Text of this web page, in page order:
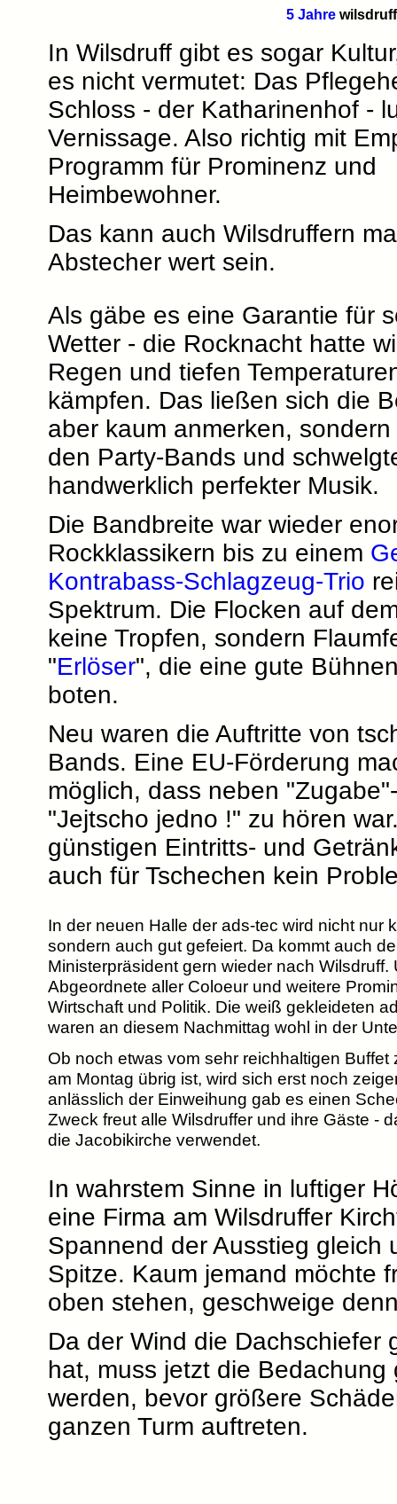
5 Jahre
In Wilsdruff gibt es sogar
es nicht vermutet: Das
Schloss - der Katharinenhof -
Vernissage. Also richtig mit
Programm für Prominenz und
Heimbewohner.
Das kann auch Wilsdruffern
Abstecher wert sein.
Als gäbe es eine Garantie für
Wetter - die Rocknacht hatte
Regen und tiefen
kämpfen. Das ließen sich die
aber kaum anmerken,
den Party-Bands und
handwerklich perfekter Musik.
Die Bandbreite war wieder
Rockklassikern bis zu einem
Kontrabass-Schlagzeug-Trio
Spektrum. Die Flocken auf
keine Tropfen, sondern
"Erlöser", die eine gute
boten.
Neu waren die Auftritte von
Bands. Eine EU-Förderung
möglich, dass neben
"Jejtscho jedno !" zu hören
günstigen Eintritts- und
auch für Tschechen kein
In der neuen Halle der ads-tec wird nicht nur
sondern auch gut gefeiert. Da kommt auch
Ministerpräsident gern wieder nach Wilsdruff.
Abgeordnete aller Coloeur und weitere
Wirtschaft und Politik. Die weiß gekleideten
waren an diesem Nachmittag wohl in der
Ob noch etwas vom sehr reichhaltigen Buffet
am Montag übrig ist, wird sich erst noch
anlässlich der Einweihung gab es einen
Zweck freut alle Wilsdruffer und ihre Gäste -
die Jacobikirche verwendet.
In wahrstem Sinne in luftiger
eine Firma am Wilsdruffer
Spannend der Ausstieg gleich
Spitze. Kaum jemand möchte
oben stehen, geschweige
Da der Wind die Dachschiefer
hat, muss jetzt die Bedachung
werden, bevor größere
ganzen Turm auftreten.